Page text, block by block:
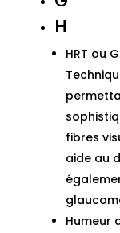
H
HRT ou
fibres
aide au
Humeur